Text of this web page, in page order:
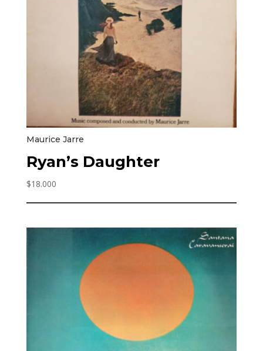
Maurice Jarre
Ryan’s Daughter
$18.000